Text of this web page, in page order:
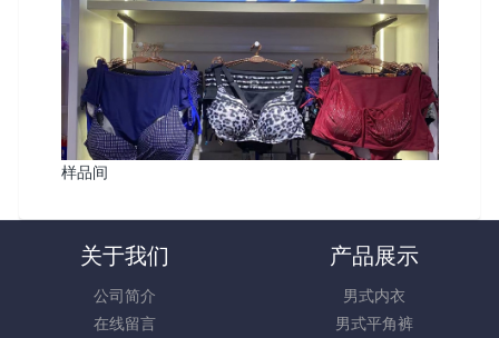
样品间
关于我们
公司简介
在线留言
产品展示
男式内衣
男式平角裤